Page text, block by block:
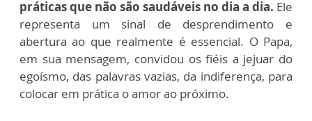
práticas que não são saudáveis no dia a dia. Ele
representa um sinal de desprendimento e
abertura ao que realmente é essencial. O Papa,
em sua mensagem, convidou os fiéis a jejuar do
egoísmo, das palavras vazias, da indiferença, para
colocar em prática o amor ao próximo.